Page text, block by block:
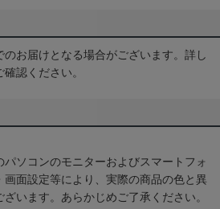
のお届けとなる場合がございます。詳し
確認ください。
ソコンのモニターおよびスマートフォ
画面設定等により、実際の商品の色と異
ざいます。あらかじめご了承ください。